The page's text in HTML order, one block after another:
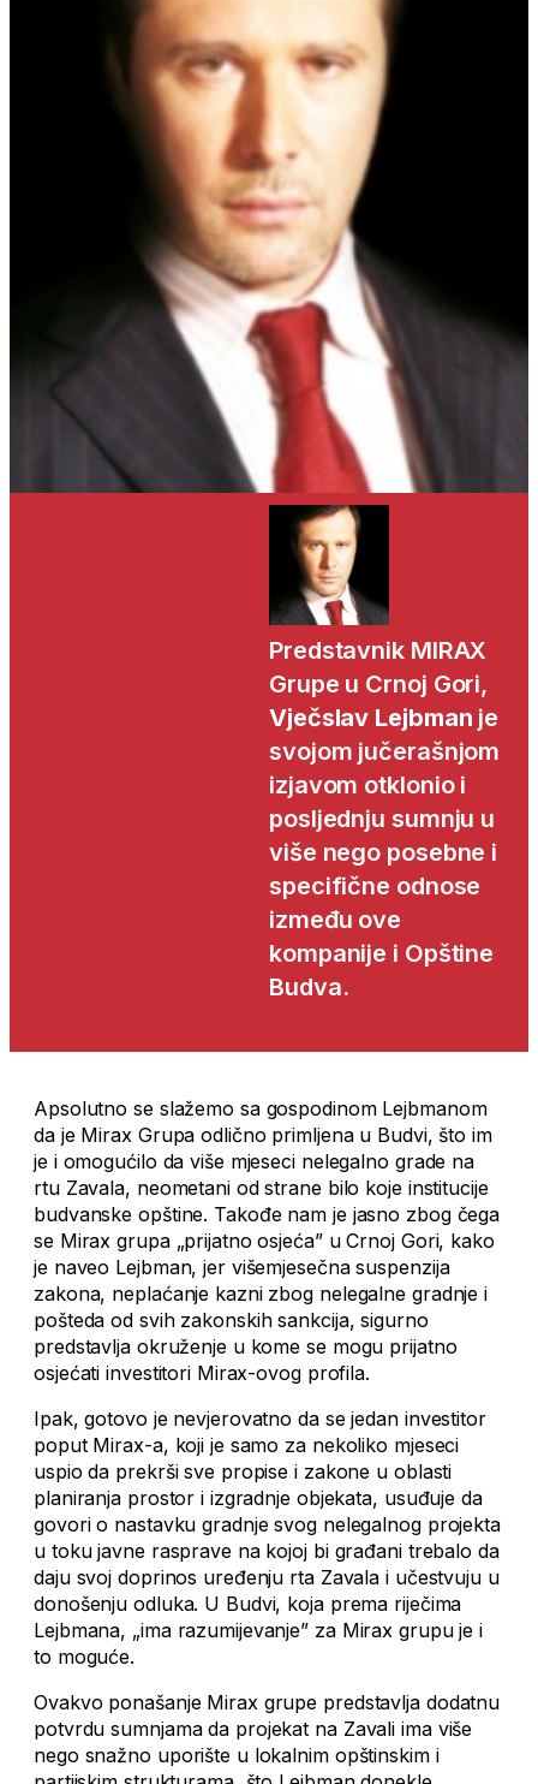
Predstavnik MIRAX
Grupe u Crnoj Gori,
Vječslav Lejbman je
svojom jučerašnjom
izjavom otklonio i
posljednju sumnju u
više nego posebne i
specifične odnose
između ove
kompanije i Opštine
Budva.
Apsolutno se slažemo sa gospodinom Lejbmanom
da je Mirax Grupa odlično primljena u Budvi, što im
je i omogućilo da više mjeseci nelegalno grade na
rtu Zavala, neometani od strane bilo koje institucije
budvanske opštine. Takođe nam je jasno zbog čega
se Mirax grupa „prijatno osjeća” u Crnoj Gori, kako
je naveo Lejbman, jer višemjesečna suspenzija
zakona, neplaćanje kazni zbog nelegalne gradnje i
pošteda od svih zakonskih sankcija, sigurno
predstavlja okruženje u kome se mogu prijatno
osjećati investitori Mirax-ovog profila.
Ipak, gotovo je nevjerovatno da se jedan investitor
poput Mirax-a, koji je samo za nekoliko mjeseci
uspio da prekrši sve propise i zakone u oblasti
planiranja prostor i izgradnje objekata, usuđuje da
govori o nastavku gradnje svog nelegalnog projekta
u toku javne rasprave na kojoj bi građani trebalo da
daju svoj doprinos uređenju rta Zavala i učestvuju u
donošenju odluka. U Budvi, koja prema riječima
Lejbmana, „ima razumijevanje” za Mirax grupu je i
to moguće.
Ovakvo ponašanje Mirax grupe predstavlja dodatnu
potvrdu sumnjama da projekat na Zavali ima više
nego snažno uporište u lokalnim opštinskim i